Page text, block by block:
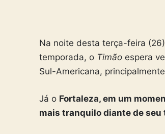
Na noite desta terça-feira
temporada, o Timão espera
Sul-Americana,
Já o Fortaleza, em um
mais tranquilo diante de seu